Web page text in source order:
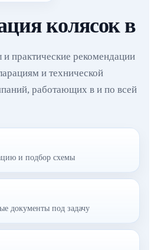
колясок в
практические рекомендации
и технической
работающих в и по всей
и подбор схемы
документы под задачу